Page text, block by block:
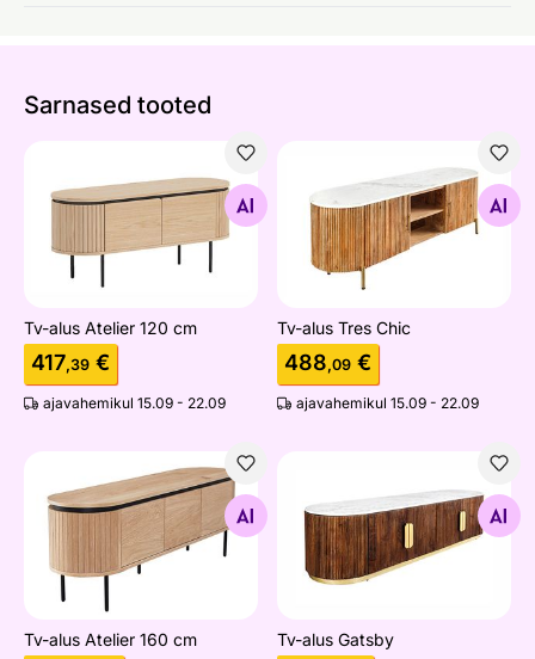
Sarnased tooted
Tv-alus Atelier 120 cm
Otsi sarnaseid
Tv-alus Atelier 120 cm
417,39 €
ajavahemikul 15.09 - 22.09
Tv-alus Tres Chic
Otsi sarnaseid
Tv-alus Tres Chic
488,09 €
ajavahemikul 15.09 - 22.09
Tv-alus Atelier 160 cm
Otsi sarnaseid
Tv-alus Atelier 160 cm
Tv-alus Gatsby
Otsi sarnaseid
Tv-alus Gatsby